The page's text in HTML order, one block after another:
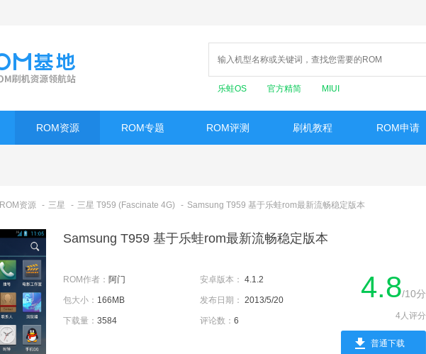
乐蛙OS 官方精简 MIUI
ROM资源 ROM专题 ROM评测 刷机教程 ROM申请
ROM资源 - 三星 - 三星 T959 (Fascinate 4G) - Samsung T959 基于乐蛙rom最新流畅稳定版本
Samsung T959 基于乐蛙rom最新流畅稳定版本
ROM作者： 阿门 安卓版本： 4.1.2
包大小： 166MB 发布日期： 2013/5/20
下载量： 3584 评论数： 6
4.8/10分
4人评分
普通下载